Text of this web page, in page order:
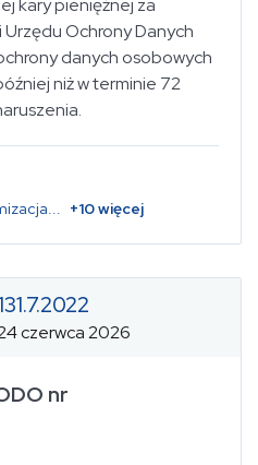
kary pieniężnej za
Ochrony Danych
danych osobowych
niż w terminie 72
... +10więcej
czerwca 2026
nr